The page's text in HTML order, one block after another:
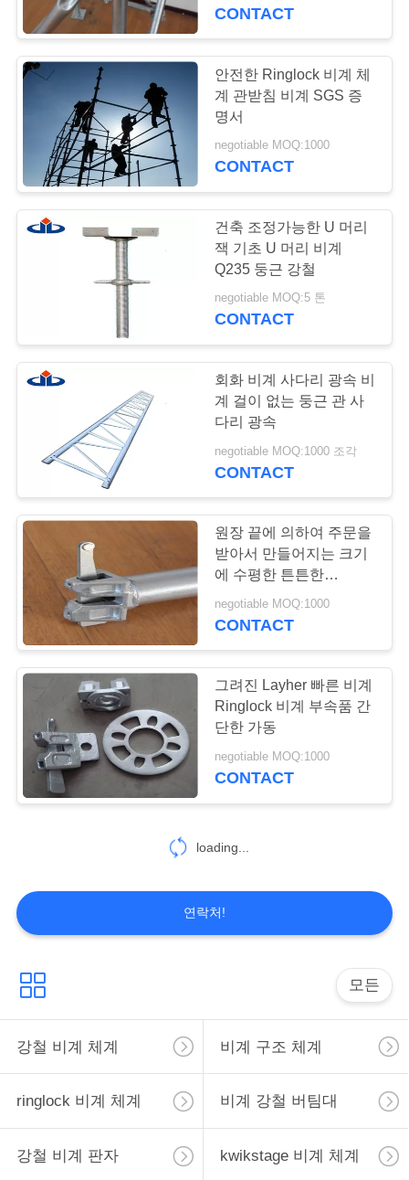
에
게
주
세
옴
구
하
십
시
오
맵
POLICY
CONTACT
안전한 Ringlock 비계 체
계 관받침 비계 SGS 증
명서
negotiable MOQ:1000
CONTACT
건축 조정가능한 U 머리
잭 기초 U 머리 비계
Q235 둥근 강철
negotiable MOQ:5 톤
CONTACT
회화 비계 사다리 광속 비
계 걸이 없는 둥근 관 사
다리 광속
negotiable MOQ:1000 조각
CONTACT
원장 끝에 의하여 주문을
받아서 만들어지는 크기
에 수평한 튼튼한
Ringlock 비계 체계
negotiable MOQ:1000
CONTACT
그려진 Layher 빠른 비계
Ringlock 비계 부속품 간
단한 가동
negotiable MOQ:1000
CONTACT
loading...
연락처!
모든
강철 비계 체계 비계 구조 체계
ringlock 비계 체계 비계 강철 버팀대
강철 비계 판자 kwikstage 비계 체계